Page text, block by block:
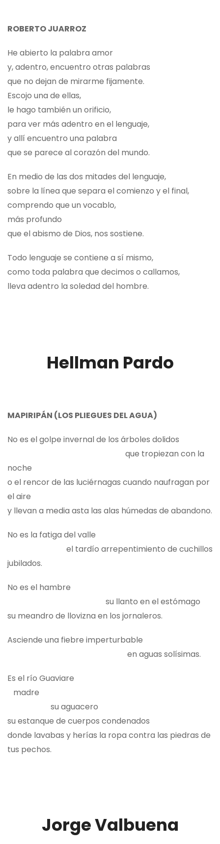
ROBERTO JUARROZ
He abierto la palabra amor
y, adentro, encuentro otras palabras
que no dejan de mirarme fijamente.
Escojo una de ellas,
le hago también un orificio,
para ver más adentro en el lenguaje,
y allí encuentro una palabra
que se parece al corazón del mundo.
En medio de las dos mitades del lenguaje,
sobre la línea que separa el comienzo y el final,
comprendo que un vocablo,
más profundo
que el abismo de Dios, nos sostiene.
Todo lenguaje se contiene a sí mismo,
como toda palabra que decimos o callamos,
lleva adentro la soledad del hombre.
Hellman Pardo
MAPIRIPÁN (LOS PLIEGUES DEL AGUA)
No es el golpe invernal de los árboles dolidos
que tropiezan con la
noche
o el rencor de las luciérnagas cuando naufragan por
el aire
y llevan a media asta las alas húmedas de abandono.
No es la fatiga del valle
el tardío arrepentimiento de cuchillos
jubilados.
No es el hambre
su llanto en el estómago
su meandro de llovizna en los jornaleros.
Asciende una fiebre imperturbable
en aguas solísimas.
Es el río Guaviare
madre
su aguacero
su estanque de cuerpos condenados
donde lavabas y herías la ropa contra las piedras de
tus pechos.
Jorge Valbuena